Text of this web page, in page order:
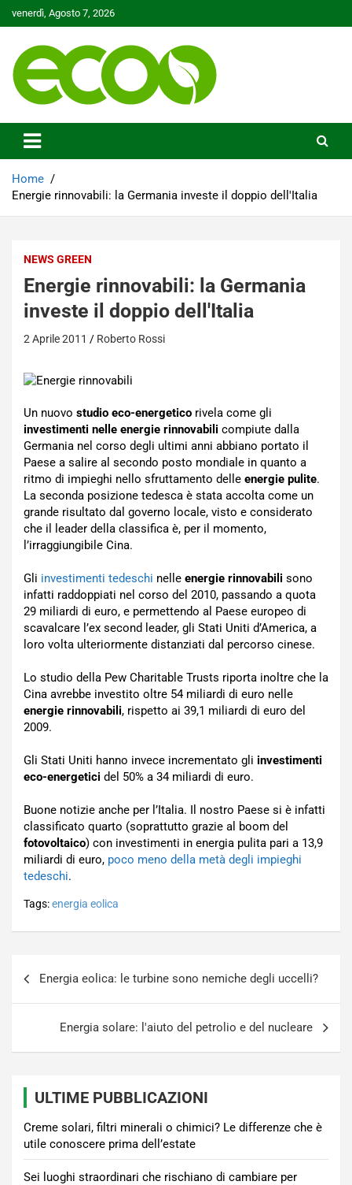
to
venerdì, Agosto 7, 2026
Ecoo.it
Home
Energie rinnovabili: la Germania investe il doppio dell'Italia
NEWS GREEN
Energie rinnovabili: la Germania
investe il doppio dell'Italia
2 Aprile 2011 Roberto Rossi
Un nuovo studio eco-energetico rivela come gli
investimenti nelle energie rinnovabili compiute dalla
Germania nel corso degli ultimi anni abbiano portato il
Paese a salire al secondo posto mondiale in quanto a
ritmo di impieghi nello sfruttamento delle energie pulite.
La seconda posizione tedesca è stata accolta come un
grande risultato dal governo locale, visto e considerato
che il leader della classifica è, per il momento,
l’irraggiungibile Cina.
Gli investimenti tedeschi nelle energie rinnovabili sono
infatti raddoppiati nel corso del 2010, passando a quota
29 miliardi di euro, e permettendo al Paese europeo di
scavalcare l’ex second leader, gli Stati Uniti d’America, a
loro volta ulteriormente distanziati dal percorso cinese.
Lo studio della Pew Charitable Trusts riporta inoltre che la
Cina avrebbe investito oltre 54 miliardi di euro nelle
energie rinnovabili, rispetto ai 39,1 miliardi di euro del
2009.
Gli Stati Uniti hanno invece incrementato gli investimenti
eco-energetici del 50% a 34 miliardi di euro.
Buone notizie anche per l’Italia. Il nostro Paese si è infatti
classificato quarto (soprattutto grazie al boom del
fotovoltaico) con investimenti in energia pulita pari a 13,9
miliardi di euro, poco meno della metà degli impieghi
tedeschi.
Tags:energia eolica
articoli
Energia eolica: le turbine sono nemiche degli uccelli?
Energia solare: l'aiuto del petrolio e del nucleare
ULTIME PUBBLICAZIONI
Creme solari, filtri minerali o chimici? Le differenze che è
utile conoscere prima dell’estate
Sei luoghi straordinari che rischiano di cambiare per